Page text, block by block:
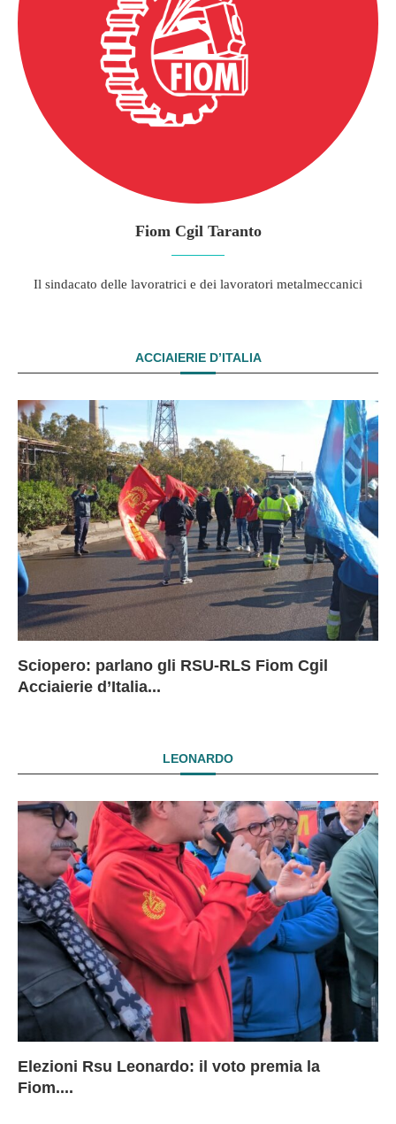
Fiom Cgil Taranto
Il sindacato delle lavoratrici e dei lavoratori metalmeccanici
ACCIAIERIE D’ITALIA
Sciopero: parlano gli RSU-RLS Fiom Cgil
Acciaierie d’Italia...
LEONARDO
Elezioni Rsu Leonardo: il voto premia la
Fiom....